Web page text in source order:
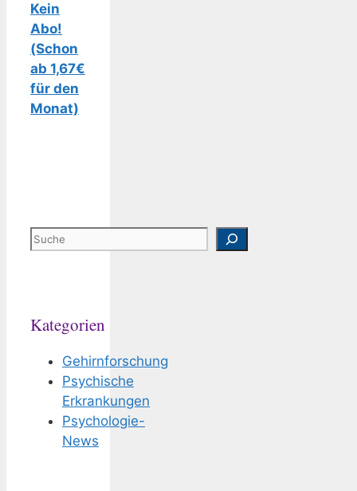
Kein
Abo!
(Schon
ab 1,67€
für den
Monat)
Suchen
Kategorien
Gehirnforschung
Psychische
Erkrankungen
Psychologie-
News